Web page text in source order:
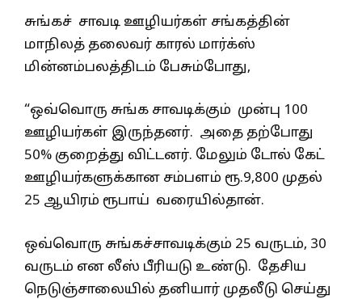
சுங்கச் சாவடி ஊழியர்கள் சங்கத்தின்
மாநிலத் தலைவர் காரல் மார்க்ஸ்
மின்னம்பலத்திடம் பேசும்போது,
“ஒவ்வொரு சுங்க சாவடிக்கும் முன்பு 100
ஊழியர்கள் இருந்தனர். அதை தற்போது
50% குறைத்து விட்டனர். மேலும் டோல் கேட்
ஊழியர்களுக்கான சம்பளம் ரூ.9,800 முதல்
25 ஆயிரம் ரூபாய் வரையில்தான்.
ஒவ்வொரு சுங்கச்சாவடிக்கும் 25 வருடம், 30
வருடம் என லீஸ் பீரியடு உண்டு. தேசிய
நெடுஞ்சாலையில் தனியார் முதலீடு செய்து